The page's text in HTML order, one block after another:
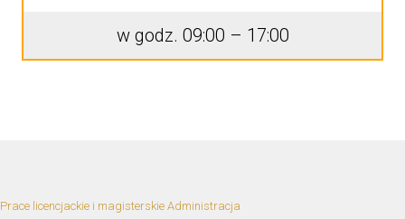
w godz. 09:00 – 17:00
Prace licencjackie i magisterskie Administracja